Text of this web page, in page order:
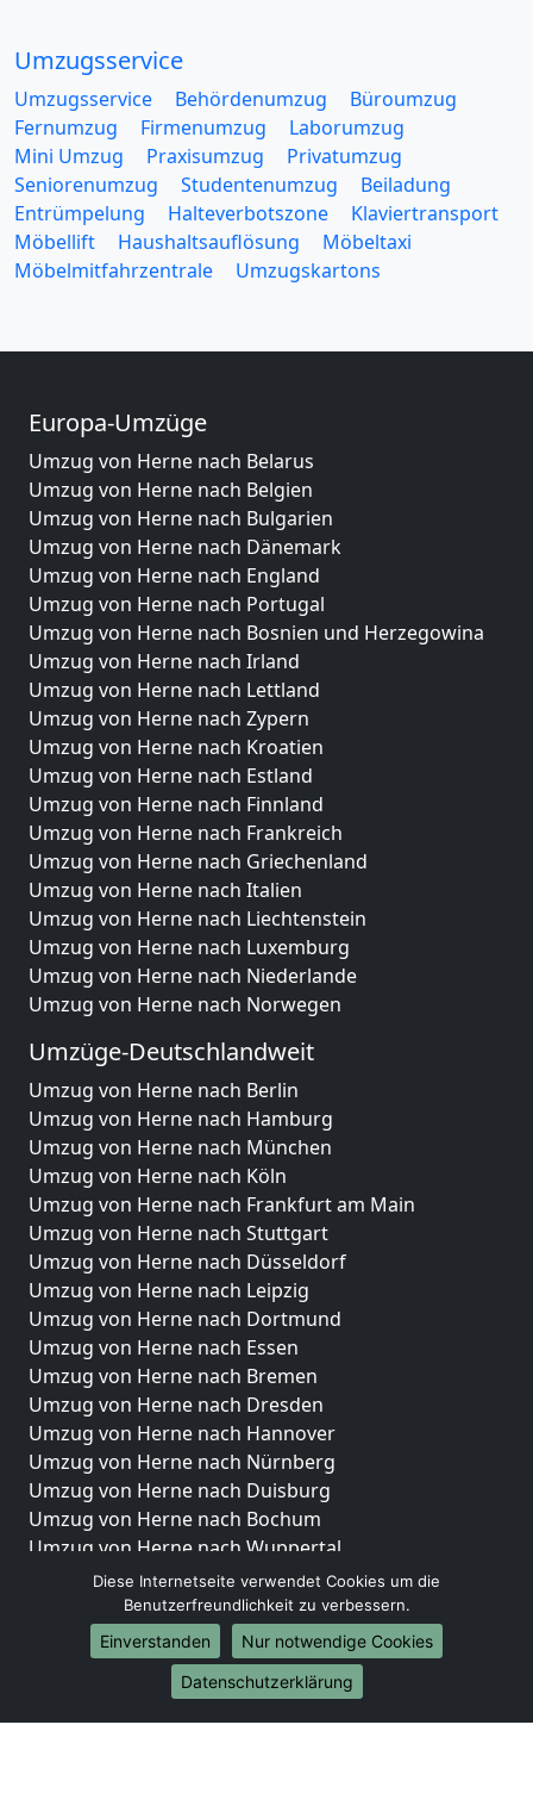
Umzugsservice
Umzugsservice Behördenumzug
Büroumzug
Fernumzug
Firmenumzug
Laborumzug
Mini Umzug
Praxisumzug
Privatumzug
Seniorenumzug
Studentenumzug
Beiladung
Entrümpelung
Halteverbotszone
Klaviertransport
Möbellift
Haushaltsauflösung
Möbeltaxi
Möbelmitfahrzentrale
Umzugskartons
Europa-Umzüge
Umzug von Herne nach Belarus
Umzug von Herne nach Belgien
Umzug von Herne nach Bulgarien
Umzug von Herne nach Dänemark
Umzug von Herne nach England
Umzug von Herne nach Portugal
Umzug von Herne nach Bosnien und Herzegowina
Umzug von Herne nach Irland
Umzug von Herne nach Lettland
Umzug von Herne nach Zypern
Umzug von Herne nach Kroatien
Umzug von Herne nach Estland
Umzug von Herne nach Finnland
Umzug von Herne nach Frankreich
Umzug von Herne nach Griechenland
Umzug von Herne nach Italien
Umzug von Herne nach Liechtenstein
Umzug von Herne nach Luxemburg
Umzug von Herne nach Niederlande
Umzug von Herne nach Norwegen
Umzüge-Deutschlandweit
Umzug von Herne nach Berlin
Umzug von Herne nach Hamburg
Umzug von Herne nach München
Umzug von Herne nach Köln
Umzug von Herne nach Frankfurt am Main
Umzug von Herne nach Stuttgart
Umzug von Herne nach Düsseldorf
Umzug von Herne nach Leipzig
Umzug von Herne nach Dortmund
Umzug von Herne nach Essen
Umzug von Herne nach Bremen
Umzug von Herne nach Dresden
Umzug von Herne nach Hannover
Umzug von Herne nach Nürnberg
Umzug von Herne nach Duisburg
Umzug von Herne nach Bochum
Umzug von Herne nach Wuppertal
Umzug von Herne nach Bielefeld
Umzug von Herne nach Bonn
Umzug von Herne nach Münster
Internationale-Umzüge
Umzug von Herne nach Brasilien
Diese Internetseite verwendet Cookies um die
Benutzerfreundlichkeit zu verbessern.
Einverstanden
Nur notwendige Cookies
Datenschutzerklärung